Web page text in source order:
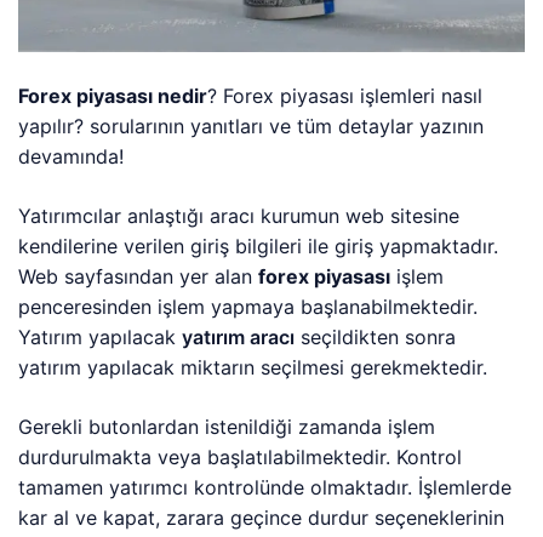
Forex piyasası nedir? Forex piyasası işlemleri nasıl
yapılır? sorularının yanıtları ve tüm detaylar yazının
devamında!
Yatırımcılar anlaştığı aracı kurumun web sitesine
kendilerine verilen giriş bilgileri ile giriş yapmaktadır.
Web sayfasından yer alanforex piyasası işlem
penceresinden işlem yapmaya başlanabilmektedir.
Yatırım yapılacakyatırım aracı seçildikten sonra
yatırım yapılacak miktarın seçilmesi gerekmektedir.
Gerekli butonlardan istenildiği zamanda işlem
durdurulmakta veya başlatılabilmektedir. Kontrol
tamamen yatırımcı kontrolünde olmaktadır. İşlemlerde
kar al ve kapat, zarara geçince durdur seçeneklerinin